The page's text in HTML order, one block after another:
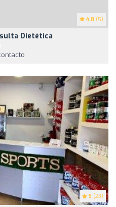
4.8 (5)
Dietética
5 (23)